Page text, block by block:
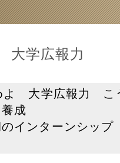
学広報力
よ 大学広報力 こ
成
インターンシップ